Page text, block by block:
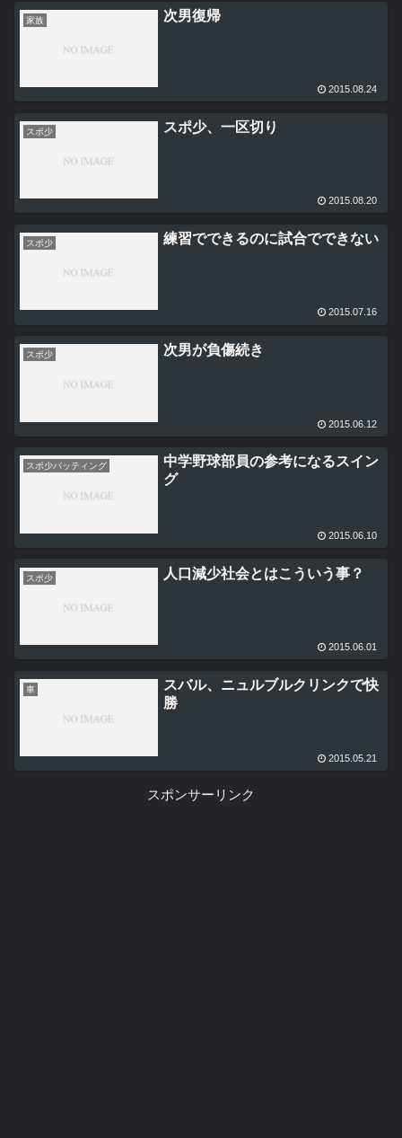
家族 次男復帰
2015.08.24
スポ少 スポ少、一区切り
2015.08.20
スポ少 練習でできるのに試合でできない
2015.07.16
スポ少 次男が負傷続き
2015.06.12
スポ少バッティング
中学野球部員の参考になるスイン
グ
2015.06.10
スポ少 人口減少社会とはこういう事？
2015.06.01
車
スバル、ニュルブルクリンクで快
勝
2015.05.21
スポンサーリンク